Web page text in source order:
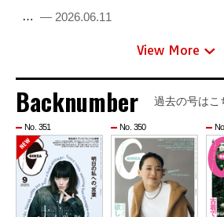
… — 2026.06.11
View More
Backnumber 過去の号はこ
No. 351 No. 350